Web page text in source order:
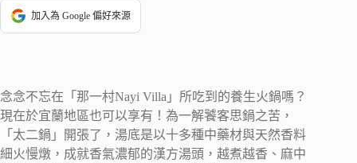
加入為 Google 偏好來源
念念不忘在「那一村Nayi Villa」所吃到的養生火鍋嗎？
現在於宜蘭地區也可以享有！為一解饕客思鍋之苦，
「太二鍋」開張了，湯底是以十多種中藥材與天然香料
細火慢燉，成就香氣濃郁的漢方湯頭，越煮越香、麻中